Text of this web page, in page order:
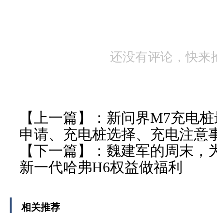
还没有评论，快来
【上一篇】： 新问界M7充电
申请、充电桩选择、充电注意
【下一篇】： 魏建军的周末，
新一代哈弗H6权益做福利
相关推荐